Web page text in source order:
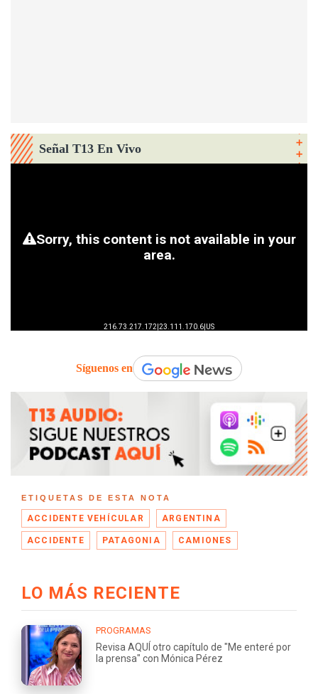
Señal T13 En Vivo
Síguenos en
ETIQUETAS DE ESTA NOTA
ACCIDENTE VEHÍCULAR ARGENTINA
ACCIDENTE PATAGONIA CAMIONES
LO MÁS RECIENTE
PROGRAMAS
Revisa AQUÍ otro capítulo de "Me enteré por
la prensa" con Mónica Pérez